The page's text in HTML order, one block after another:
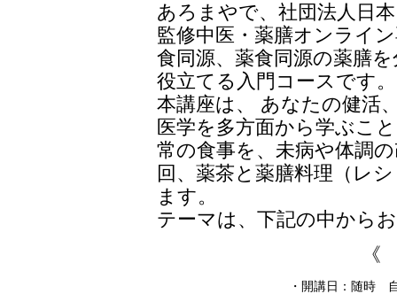
あろまやで、社団法人日
監修中医・薬膳オンライ
食同源、薬食同源の薬膳
役立てる入門コースです。
本講座は、 あなたの健活
医学を多方面から学ぶこ
常の食事を、未病や体調
回、薬茶と薬膳料理（レ
ます。
テーマは、下記の中から
・開講日：随時